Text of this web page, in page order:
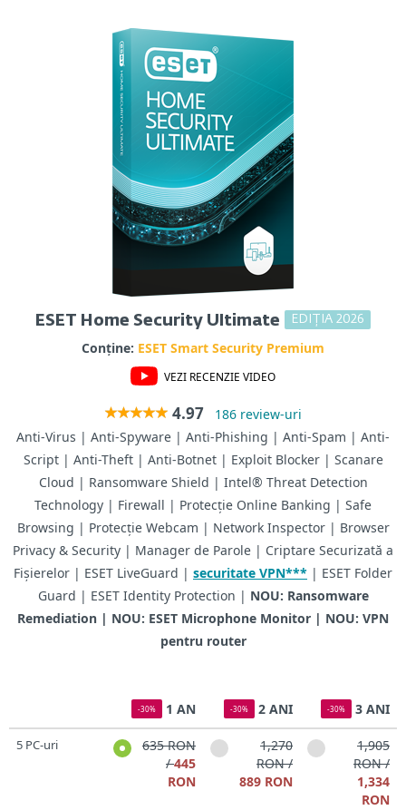
ESET Home Security Ultimate EDIȚIA 2026
Conține: ESET Smart Security Premium
VEZI RECENZIE VIDEO
4.97
186 review-uri
Anti-Virus | Anti-Spyware | Anti-Phishing | Anti-Spam | Anti-
Script | Anti-Theft | Anti-Botnet | Exploit Blocker | Scanare
Cloud | Ransomware Shield | Intel® Threat Detection
Technology | Firewall | Protecție Online Banking | Safe
Browsing | Protecție Webcam | Network Inspector | Browser
Privacy & Security | Manager de Parole | Criptare Securizată a
Fișierelor | ESET LiveGuard | securitate VPN*** | ESET Folder
Guard | ESET Identity Protection | NOU: Ransomware
Remediation | NOU: ESET Microphone Monitor | NOU: VPN
pentru router
-30% 1 AN -30% 2 ANI -30% 3 ANI
5 PC-uri
635 RON
/445
RON
1,270
RON /
889 RON
1,905
RON /
1,334
RON